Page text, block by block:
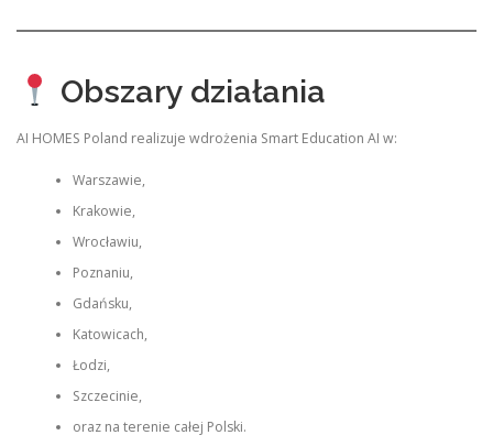
Obszary działania
AI HOMES Poland realizuje wdrożenia Smart Education AI w:
Warszawie,
Krakowie,
Wrocławiu,
Poznaniu,
Gdańsku,
Katowicach,
Łodzi,
Szczecinie,
oraz na terenie całej Polski.